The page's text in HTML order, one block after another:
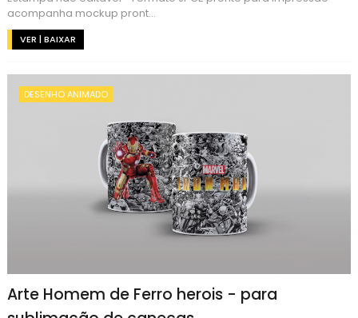
acompanha mockup pront...
VER | BAIXAR
DESENHO ANIMADO
Arte Homem de Ferro herois - para